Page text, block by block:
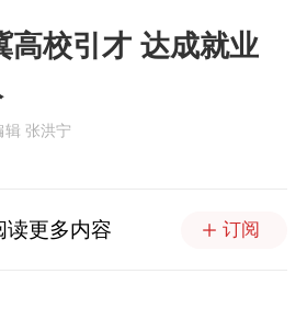
高校引才 达成就业
张洪宁
读更多内容 订阅